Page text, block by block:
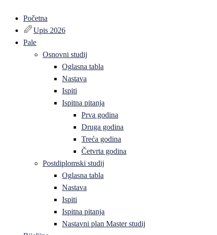
Početna
Upis 2026
Pale
Osnovni studij
Oglasna tabla
Nastava
Ispiti
Ispitna pitanja
Prva godina
Druga godina
Treća godina
Četvrta godina
Postdiplomski studij
Oglasna tabla
Nastava
Ispiti
Ispitna pitanja
Nastavni plan Master studij